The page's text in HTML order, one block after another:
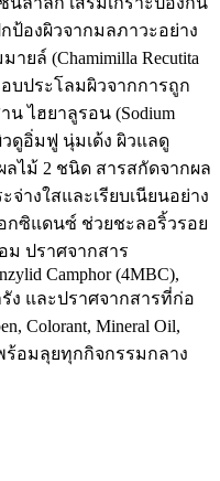
ป้องผิวจากมลภาวะอย่าง
ล์ (Chamimilla Recutita
อบประโลมผิวจากการถูก
ไฮยาลูรอน (Sodium
วดูอิ่มฟู นุ่มเด้ง ผิวแลดู
ไม้ 2 ชนิด สารสกัดจากผล
างใสและเรียบเนียนอย่าง
กซิแดนซ์ ช่วยชะลอริ้วรอย
ม ปราศจากสาร
Camphor (4MBC),
รัง และปราศจากสารที่ก่อ
Colorant, Mineral Oil,
พร้อมลุยทุกกิจกรรมกลาง